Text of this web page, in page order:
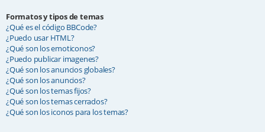
Formatos y tipos de temas
¿Qué es el código BBCode?
¿Puedo usar HTML?
¿Qué son los emoticonos?
¿Puedo publicar imagenes?
¿Qué son los anuncios globales?
¿Qué son los anuncios?
¿Qué son los temas fijos?
¿Qué son los temas cerrados?
¿Qué son los iconos para los temas?